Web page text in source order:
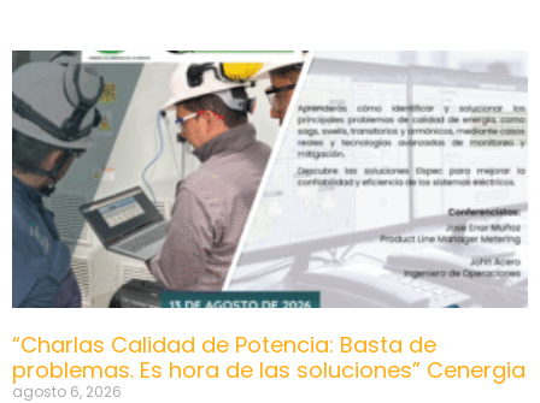
“Charlas Calidad de Potencia: Basta de
problemas. Es hora de las soluciones” Cenergia
agosto 6, 2026